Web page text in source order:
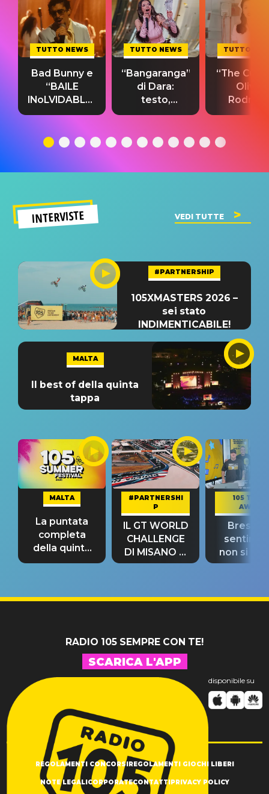
TUTTO NEWS
Bad Bunny e
“BAILE
INoLVIDABLE”:
testo,
significato
TUTTO NEWS
“Bangaranga”
di Dara:
testo,
traduzione e
del singolo
TUTTO
“The
Olivia
testo,
INTERVISTE VEDI TUTTE
#PARTNERSHIP
105XMASTERS 2026 –
sei stato
INDIMENTICABILE!
MALTA
Il best of della quinta
tappa
MALTA
La puntata
completa
della quinta
tappa
#PARTNERSHI
P
IL GT WORLD
CHALLENGE
DI MISANO si
riconferma
105 TAKE
AWAY
Bresh:
non si
fino alla
RADIO 105 SEMPRE CON TE!
SCARICA L'APP
disponibile su
REGOLAMENTI CONCORSIREGOLAMENTI GIOCHI LIBERI
NOTE LEGALICORPORATECONTATTIPRIVACY POLICY